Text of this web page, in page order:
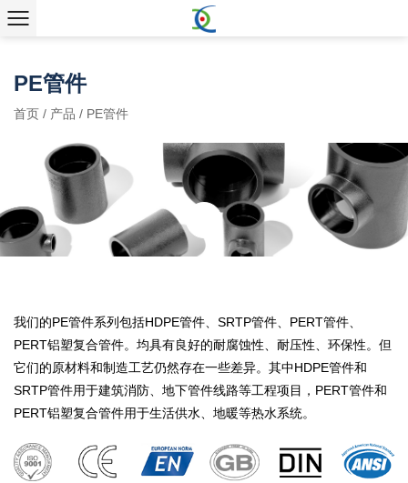
PE管件
首页 / 产品 / PE管件
我们的PE管件系列包括HDPE管件、SRTP管件、PERT管件、
PERT铝塑复合管件。均具有良好的耐腐蚀性、耐压性、环保性。但
它们的原材料和制造工艺仍然存在一些差异。其中HDPE管件和
SRTP管件用于建筑消防、地下管件线路等工程项目，PERT管件和
PERT铝塑复合管件用于生活供水、地暖等热水系统。